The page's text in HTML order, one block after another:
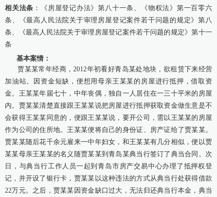
康桥出版
相关法条 ：《房屋登记办法》第八十一条、《物权法》第一百零六
条、《最高人民法院关于审理房屋登记案件若干问题的规定》第八
条、《最高人民法院关于审理房屋登记案件若干问题的规定》第十一
条
基本案情：
贾某某常年经商，2012年初看好青岛某处地块，欲租赁下来经营
加油站。因资金短缺，便想用母亲王某某的房屋进行抵押，借取资
金。王某某年届七十，中年丧偶，独自一人居住在一三十平米的房屋
内。贾某某清楚直接跟王某某说把房屋进行抵押获取资金做生意是不
会获得王某某同意的，便跟王某某说，要开公司，需以王某某的房屋
作为公司的住所地。王某某便将自己的身份证、房产证给了贾某某。
贾某某随后花千余元雇来一中年妇女，和王某某有几分相似，便以贾
某某母亲王某某的名义随贾某某到青岛某典当行签订了典当合同。次
日，与典当行工作人员一起到青岛市房产交易中心办理了抵押权登
记，并开设了银行卡，贾某某以这种违法的方式从典当行处获得借款
22万元。之后，贾某某因资金缺口过大，无法归还典当行本金，典当